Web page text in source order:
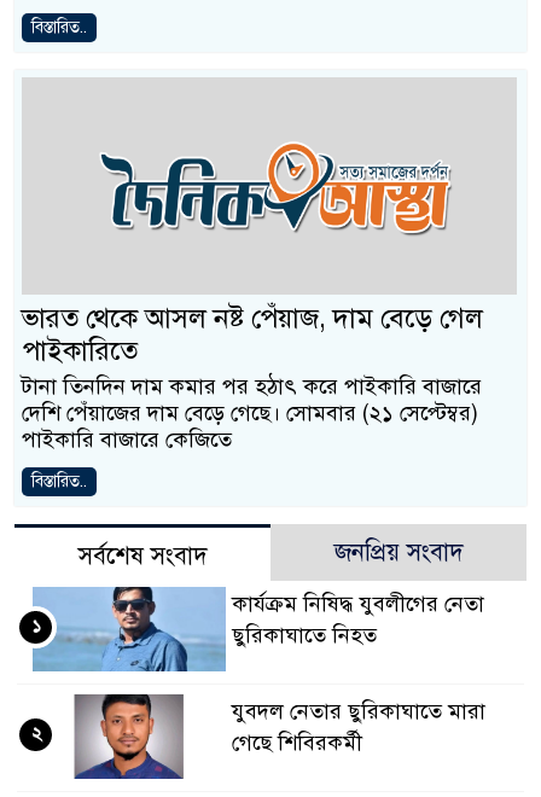
বিস্তারিত..
ভারত থেকে আসল নষ্ট পেঁয়াজ, দাম বেড়ে গেল
পাইকারিতে
টানা তিনদিন দাম কমার পর হঠাৎ করে পাইকারি বাজারে
দেশি পেঁয়াজের দাম বেড়ে গেছে। সোমবার (২১ সেপ্টেম্বর)
পাইকারি বাজারে কেজিতে
বিস্তারিত..
সর্বশেষ সংবাদ জনপ্রিয় সংবাদ
কার্যক্রম নিষিদ্ধ যুবলীগের নেতা
ছুরিকাঘাতে নিহত
১
যুবদল নেতার ছুরিকাঘাতে মারা
গেছে শিবিরকর্মী
২